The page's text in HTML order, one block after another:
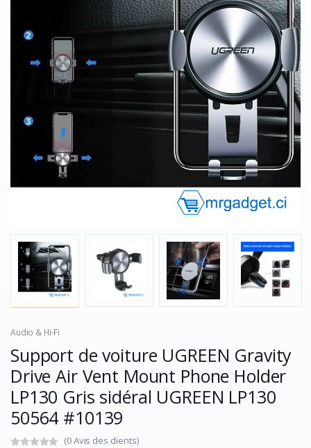
Audio & Hi-Fi
Support de voiture UGREEN Gravity
Drive Air Vent Mount Phone Holder
LP130 Gris sidéral UGREEN LP130
50564 #10139
(0 Avis des clients)